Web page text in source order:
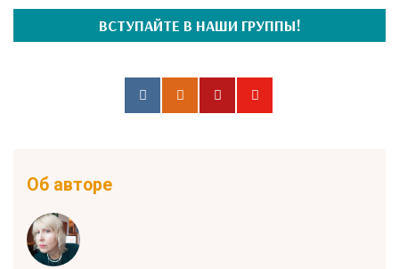
ВСТУПАЙТЕ В НАШИ ГРУППЫ!
Об авторе